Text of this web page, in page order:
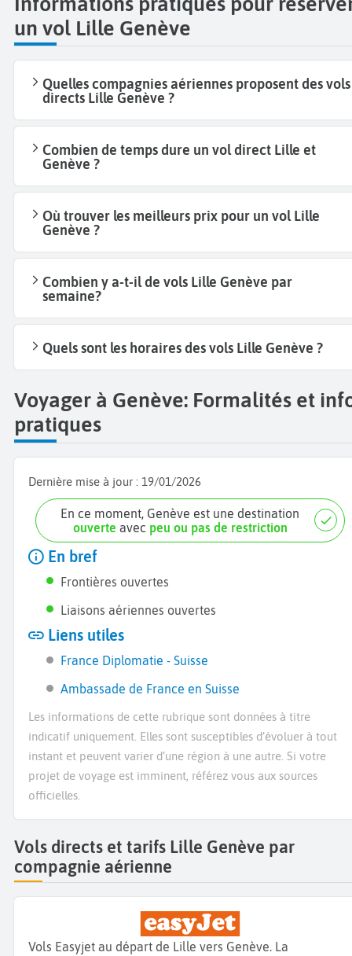
un vol Lille Genève
Quelles compagnies aériennes proposent des vols
directs Lille Genève ?
Combien de temps dure un vol direct Lille et
Genève ?
Où trouver les meilleurs prix pour un vol Lille
Genève ?
Combien y a-t-il de vols Lille Genève par
semaine?
Quels sont les horaires des vols Lille Genève ?
Voyager à Genève: Formalités et
pratiques
Dernière mise à jour : 19/01/2026
En ce moment, Genève est une destination
ouverte avec peu ou pas de restriction
En bref
Frontières ouvertes
Liaisons aériennes ouvertes
Liens utiles
France Diplomatie - Suisse
Ambassade de France en Suisse
Les informations de cette rubrique sont données à titre
indicatif uniquement. Elles sont susceptibles d’évoluer à tout
instant et peuvent varier d’une région à une autre. Si votre
projet de voyage est imminent, référez vous aux sources
officielles.
Vols directs et tarifs Lille Genève par
compagnie aérienne
Vols Easyjet au départ de Lille vers Genève. La